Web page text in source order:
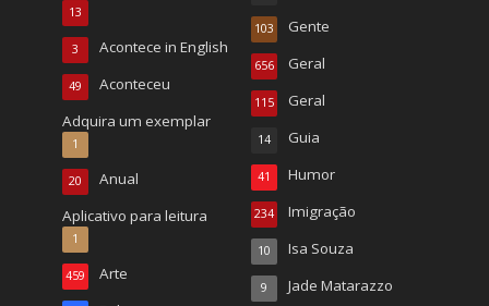
13
Acontece in English
3
Aconteceu
49
Adquira um exemplar
1
Anual
20
Aplicativo para leitura
1
Arte
459
Gente
103
Geral
656
Geral
115
Guia
14
Humor
41
Imigração
234
Isa Souza
10
Jade Matarazzo
9